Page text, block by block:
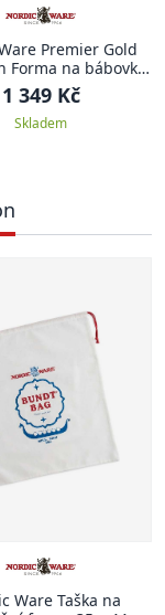
Premier Gold
Forma na bábovku
l CHARLOTTE
1 349 Kč
Skladem
Ware Taška na